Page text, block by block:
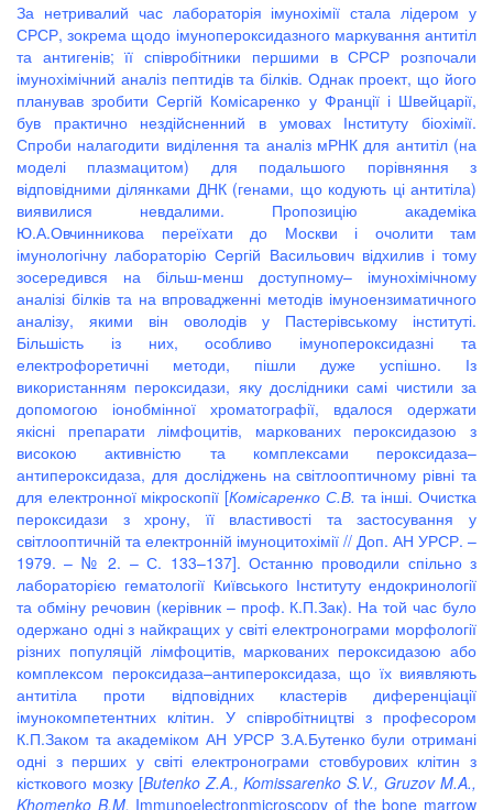
За нетривалий час лабораторія імунохімії стала лідером у
СРСР, зокрема щодо імунопероксидазного маркування антитіл
та антигенів; її співробітники першими в СРСР розпочали
імунохімічний аналіз пептидів та білків. Однак проект, що його
планував зробити Сергій Комісаренко у Франції і Швейцарії,
був практично нездійсненний в умовах Інституту біохімії.
Спроби налагодити виділення та аналіз мРНК для антитіл (на
моделі плазмацитом) для подальшого порівняння з
відповідними ділянками ДНК (генами, що кодують ці антитіла)
виявилися невдалими. Пропозицію академіка
Ю.А.Овчинникова переїхати до Москви і очолити там
імунологічну лабораторію Сергій Васильович відхилив і тому
зосередився на більш-менш доступному– імунохімічному
аналізі білків та на впровадженні методів імуноензиматичного
аналізу, якими він оволодів у Пастерівському інституті.
Більшість із них, особливо імунопероксидазні та
електрофоретичні методи, пішли дуже успішно. Із
використанням пероксидази, яку дослідники самі чистили за
допомогою іонобмінної хроматографії, вдалося одержати
якісні препарати лімфоцитів, маркованих пероксидазою з
високою активністю та комплексами пероксидаза–
антипероксидаза, для досліджень на світлооптичному рівні та
для електронної мікроскопії [Комісаренко С.В. та інші. Очистка
пероксидази з хрону, її властивості та застосування у
світлооптичній та електронній імуноцитохімії // Доп. АН УРСР. –
1979. – № 2. – С. 133–137]. Останню проводили спільно з
лабораторією гематології Київського Інституту ендокринології
та обміну речовин (керівник – проф. К.П.Зак). На той час було
одержано одні з найкращих у світі електронограми морфології
різних популяцій лімфоцитів, маркованих пероксидазою або
комплексом пероксидаза–антипероксидаза, що їх виявляють
антитіла проти відповідних кластерів диференціації
імунокомпетентних клітин. У співробітництві з професором
К.П.Заком та академіком АН УРСР З.А.Бутенко були отримані
одні з перших у світі електронограми стовбурових клітин з
кісткового мозку [Butenko Z.A.,Komissarenko S. V.,Gruzov M.A.,
Khomenko B.M. Immunoelectronmicroscopy of the bone marrow